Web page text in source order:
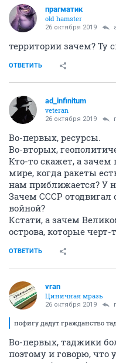
прагматик
old hamster
26 октября 2019
территории зачем? Ту
ОТВЕТИТЬ
ad_infinitum
veteran
26 октября 2019
Во-первых, ресурсы.
Во-вторых,
Кто-то скажет, а
мире, когда ракеты
нам приближается? У
Зачем СССР отодвигал
войной?
Кстати, а зачем
острова, которые черт-
ОТВЕТИТЬ
vran
Циничная мразь
26 октября 2019
пофигу дадут гражданство
Во-первых, таджики
поэтому и говорю, что